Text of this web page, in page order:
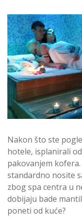
Nakon što ste
hotele, isplanirali
pakovanjem
standardno nosite
zbog spa centra u
dobijaju bade
poneti od kuće?